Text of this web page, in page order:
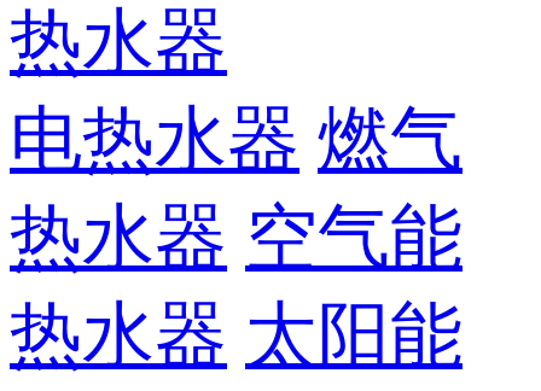
热水器
电热水器 燃气
热水器 空气能
热水器 太阳能